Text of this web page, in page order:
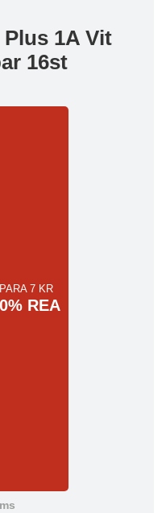
1A Vit
16st
7 KR
REA